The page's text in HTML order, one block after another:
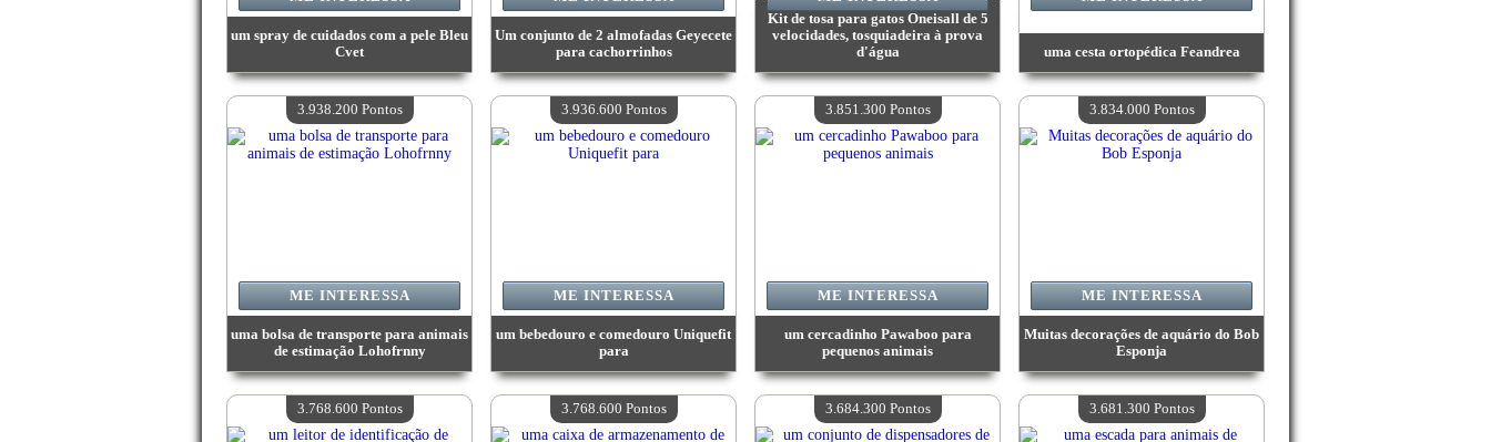
um spray de cuidados com a pele Bleu
Cvet
Valor:4 026 600 Pontos
Quantidade disponível:4
Um conjunto de 2 almofadas Geyecete
para cachorrinhos
Valor:4 023 600 Pontos
Quantidade disponível:4
Kit de tosa para gatos Oneisall de 5
velocidades, tosquiadeira à prova
d'água
Valor:4 008 300 Pontos
Quantidade disponível:4
uma cesta ortopédica Feandrea
Valor:3 938 200 Pontos
Quantidade disponível:4
uma bolsa de transporte para animais
de estimação Lohofrnny
Valor:3 938 200 Pontos
Quantidade disponível:4
ME INTERESSA
3.938.200 Pontos
um bebedouro e comedouro Uniquefit
para
Valor:3 936 600 Pontos
Quantidade disponível:4
ME INTERESSA
3.936.600 Pontos
um cercadinho Pawaboo para
pequenos animais
Valor:3 851 300 Pontos
Quantidade disponível:4
ME INTERESSA
3.851.300 Pontos
Muitas decorações de aquário do Bob
Esponja
Valor:3 834 000 Pontos
Quantidade disponível:4
ME INTERESSA
3.834.000 Pontos
3.768.600 Pontos 3.768.600 Pontos 3.684.300 Pontos 3.681.300 Pontos